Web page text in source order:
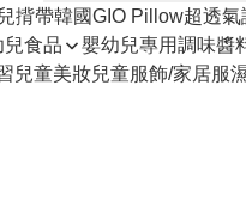
揹帶韓國GIO Pillow超透
兒食品 嬰幼兒專用調味醬
兒童美妝兒童服飾/家居服